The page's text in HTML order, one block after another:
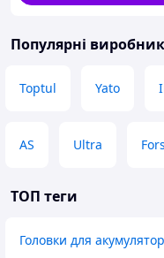
Популярні
Toptul Yato
AS Ultra
ТОП теги
Головки для